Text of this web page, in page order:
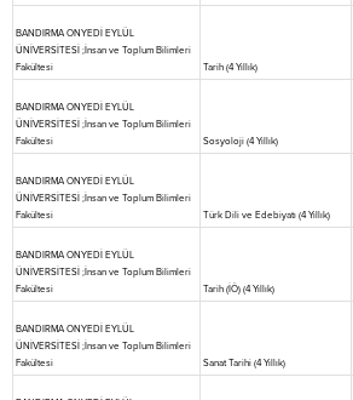
BANDIRMA ONYEDİ EYLÜL
ÜNİVERSİTESİ ;İnsan ve Toplum Bilimleri
Fakültesi
Tarih (4 Yıllık)
BANDIRMA ONYEDİ EYLÜL
ÜNİVERSİTESİ ;İnsan ve Toplum Bilimleri
Fakültesi
Sosyoloji (4 Yıllık)
BANDIRMA ONYEDİ EYLÜL
ÜNİVERSİTESİ ;İnsan ve Toplum Bilimleri
Fakültesi
Türk Dili ve Edebiyatı (4 Yıllık)
BANDIRMA ONYEDİ EYLÜL
ÜNİVERSİTESİ ;İnsan ve Toplum Bilimleri
Fakültesi
Tarih (İÖ) (4 Yıllık)
BANDIRMA ONYEDİ EYLÜL
ÜNİVERSİTESİ ;İnsan ve Toplum Bilimleri
Fakültesi
Sanat Tarihi (4 Yıllık)